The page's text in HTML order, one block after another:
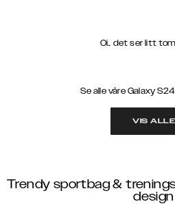
Oi.. det ser litt
Se alle våre Galaxy
VIS ALLE
Trendy sportbag &
design